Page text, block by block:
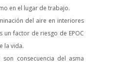
en el lugar de trabajo.
del aire en interiores
un factor de riesgo de EPOC
la vida.
son consecuencia del asma